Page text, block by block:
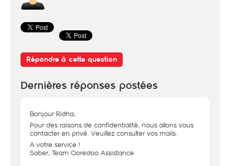
Répondre à cette question
Dernières réponses postées
Bonjour Ridha,
Pour des raisons de confidentialité, nous allons vous
contacter en privé. Veuillez consulter vos mails.
A votre service !
Saber, Team Ooredoo Assistance